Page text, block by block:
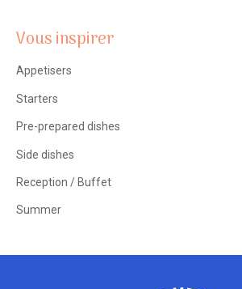
Vous inspirer
Appetisers
Starters
Pre-prepared dishes
Side dishes
Reception / Buffet
Summer